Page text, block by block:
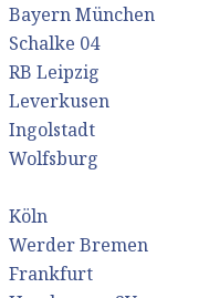
Bayern München
Schalke 04
RB Leipzig
Leverkusen
Ingolstadt
Wolfsburg
Köln
Werder Bremen
Frankfurt